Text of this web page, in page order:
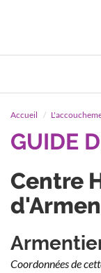
Accueil
GUIDE
Centre
Coordonnées de